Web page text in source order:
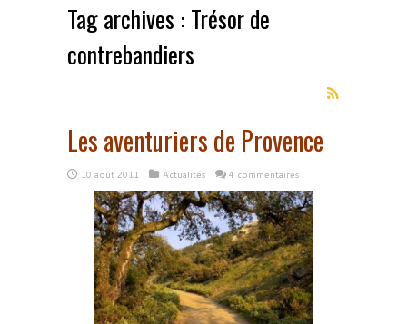
Tag archives : Trésor de
contrebandiers
Les aventuriers de Provence
10 août 2011 Actualités 4 commentaires